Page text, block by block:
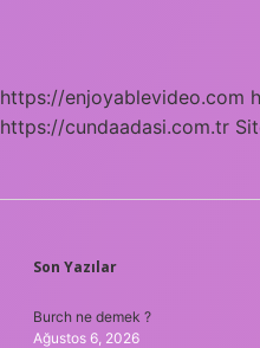
https://enjoyablevideo.com
https://cundaadasi.com.tr
SIDEBAR
Son Yazılar
Burch ne demek ?
Ağustos 6, 2026